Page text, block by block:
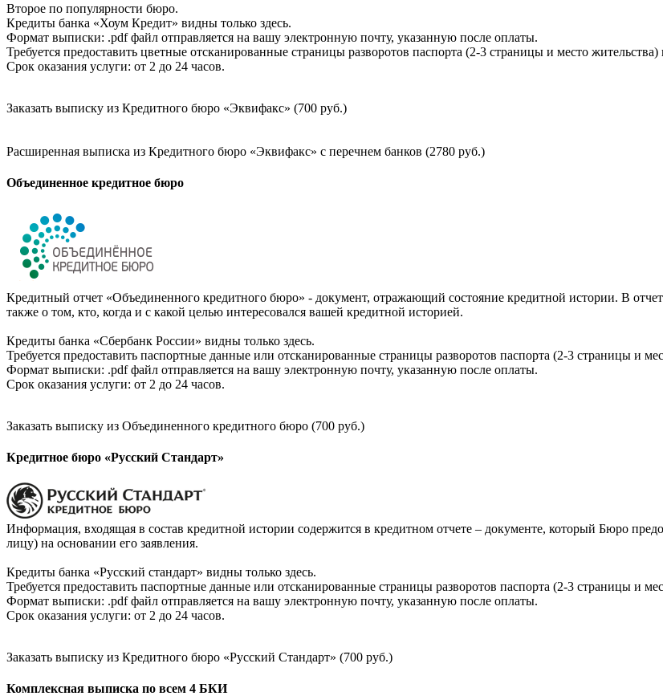
Второе по популярности бюро.
Кредиты банка «Хоум Кредит» видны только здесь.
Формат выписки: .pdf файл отправляется на вашу электронную почту, указанную после оплаты.
Требуется предоставить цветные отсканированные страницы разворотов паспорта (2-3 страницы и место
Срок оказания услуги: от 2 до 24 часов.
Заказать выписку из Кредитного бюро «Эквифакс» (700 руб.)
Расширенная выписка из Кредитного бюро «Эквифакс» с перечнем банков (2780 руб.)
Объединенное кредитное бюро
Кредитный отчет «Объединенного кредитного бюро» - документ, отражающий состояние кредитной истории. В
также о том, кто, когда и с какой целью интересовался вашей кредитной историей.
Кредиты банка «Сбербанк России» видны только здесь.
Требуется предоставить паспортные данные или отсканированные страницы разворотов паспорта (2-3 страницы и
Формат выписки: .pdf файл отправляется на вашу электронную почту, указанную после оплаты.
Срок оказания услуги: от 2 до 24 часов.
Заказать выписку из Объединенного кредитного бюро (700 руб.)
Кредитное бюро «Русский Стандарт»
Информация, входящая в состав кредитной истории содержится в кредитном отчете – документе, который Бюро
лицу) на основании его заявления.
Кредиты банка «Русский стандарт» видны только здесь.
Требуется предоставить паспортные данные или отсканированные страницы разворотов паспорта (2-3 страницы и
Формат выписки: .pdf файл отправляется на вашу электронную почту, указанную после оплаты.
Срок оказания услуги: от 2 до 24 часов.
Заказать выписку из Кредитного бюро «Русский Стандарт» (700 руб.)
Комплексная выписка по всем 4 БКИ